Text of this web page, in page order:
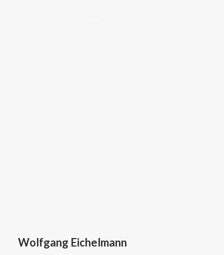
Wolfgang Eichelmann